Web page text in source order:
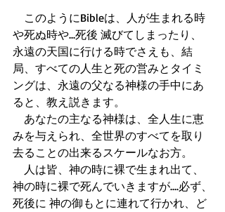
このようにBibleは、人が生まれる時
や死ぬ時や...死後 滅びてしまったり、
永遠の天国に行ける時でさえも、結
局、すべての人生と死の営みとタイミ
ングは、永遠の父なる神様の手中にあ
ると、教え説きます。
あなたの主なる神様は、全人生に恵
みを与えられ、全世界のすべてを取り
去ることの出来るスケールなお方。
人は皆、神の時に裸で生まれ出て、
神の時に裸で死んでいきますが....必ず、
死後に 神の御もとに連れて行かれ、ど